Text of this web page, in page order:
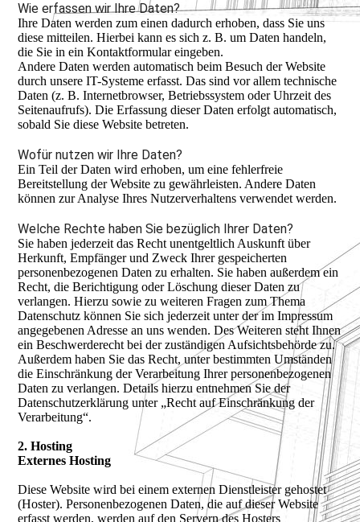
Wie erfassen wir Ihre Daten?
Ihre Daten werden zum einen dadurch erhoben, dass Sie uns
diese mitteilen. Hierbei kann es sich z. B. um Daten handeln,
die Sie in ein Kontaktformular eingeben.
Andere Daten werden automatisch beim Besuch der Website
durch unsere IT-Systeme erfasst. Das sind vor allem technische
Daten (z. B. Internetbrowser, Betriebssystem oder Uhrzeit des
Seitenaufrufs). Die Erfassung dieser Daten erfolgt automatisch,
sobald Sie diese Website betreten.
Wofür nutzen wir Ihre Daten?
Ein Teil der Daten wird erhoben, um eine fehlerfreie
Bereitstellung der Website zu gewährleisten. Andere Daten
können zur Analyse Ihres Nutzerverhaltens verwendet werden.
Welche Rechte haben Sie bezüglich Ihrer Daten?
Sie haben jederzeit das Recht unentgeltlich Auskunft über
Herkunft, Empfänger und Zweck Ihrer gespeicherten
personenbezogenen Daten zu erhalten. Sie haben außerdem ein
Recht, die Berichtigung oder Löschung dieser Daten zu
verlangen. Hierzu sowie zu weiteren Fragen zum Thema
Datenschutz können Sie sich jederzeit unter der im Impressum
angegebenen Adresse an uns wenden. Des Weiteren steht Ihnen
ein Beschwerderecht bei der zuständigen Aufsichtsbehörde zu.
Außerdem haben Sie das Recht, unter bestimmten Umständen
die Einschränkung der Verarbeitung Ihrer personenbezogenen
Daten zu verlangen. Details hierzu entnehmen Sie der
Datenschutzerklärung unter „Recht auf Einschränkung der
Verarbeitung“.
2. Hosting
Externes Hosting
Diese Website wird bei einem externen Dienstleister gehostet
(Hoster). Personenbezogenen Daten, die auf dieser Website
erfasst werden, werden auf den Servern des Hosters